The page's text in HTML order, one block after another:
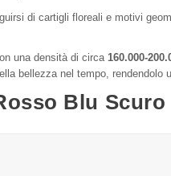
di cartigli floreali e motivi
una densità di circa 160.000-
bellezza nel tempo,
Blu Scuro